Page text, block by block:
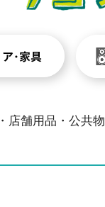
店舗用品・公共物